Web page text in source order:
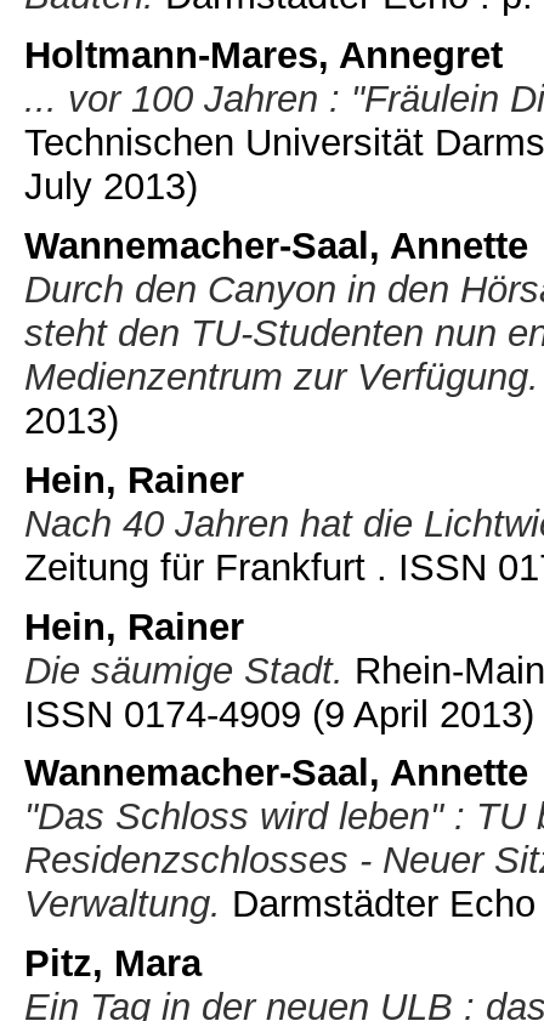
Holtmann-Mares, Annegret
... vor 100 Jahren : "Fräulein
Technischen Universität
July 2013)
Wannemacher-Saal, Annette
Durch den Canyon in den
steht den TU-Studenten nun
Medienzentrum zur Verfügung.
2013)
Hein, Rainer
Nach 40 Jahren hat die
Zeitung für Frankfurt . ISSN
Hein, Rainer
Die säumige Stadt. Rhein-
ISSN 0174-4909 (9 April 2013)
Wannemacher-Saal, Annette
"Das Schloss wird leben" :
Residenzschlosses - Neuer
Verwaltung. Darmstädter
Pitz, Mara
Ein Tag in der neuen ULB :